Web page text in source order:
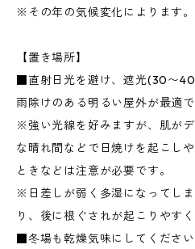
※その年の気候変化によります。
【置き場所】
■直射日光を避け、遮光(30〜
雨除けのある明るい屋外が最適で
※強い光線を好みますが、肌が
な晴れ間などで日焼けを起こし
ときなどは注意が必要です。
※日差しが弱く多湿になってし
り、後に根ぐされが起こりやす
■冬場も乾燥気味にしてくださ